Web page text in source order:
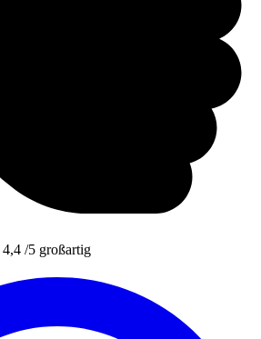
4,4 /5 großartig